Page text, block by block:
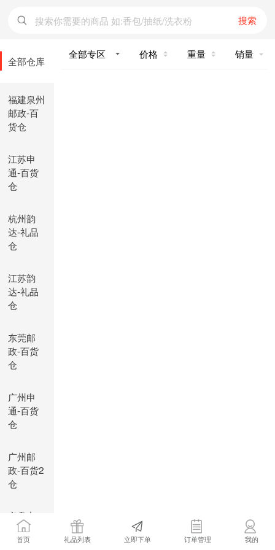
搜索
全部仓库
福建泉州
邮政-百
货仓
江苏申
通-百货
仓
杭州韵
达-礼品
仓
江苏韵
达-礼品
仓
东莞邮
政-百货
仓
广州申
通-百货
仓
广州邮
政-百货2
仓
义乌中
通-百货
仓
价格 重量 销量
首页 礼品列表 立即下单 订单管理 我的